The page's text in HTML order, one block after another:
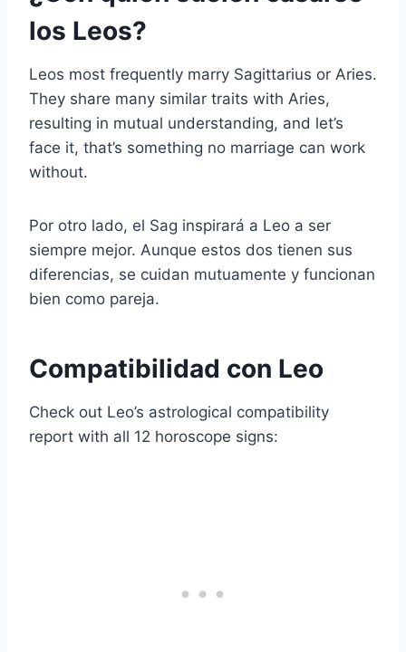
los Leos?
Leos most frequently marry Sagittarius or Aries.
They share many similar traits with Aries,
resulting in mutual understanding, and let’s
face it, that’s something no marriage can work
without.
Por otro lado, el Sag inspirará a Leo a ser
siempre mejor. Aunque estos dos tienen sus
diferencias, se cuidan mutuamente y funcionan
bien como pareja.
Compatibilidad con Leo
Check out Leo’s astrological compatibility
report with all 12 horoscope signs: